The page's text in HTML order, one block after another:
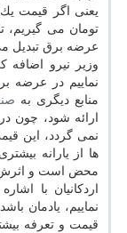
تومان می گیریم،
عرضه برق تبدیل
وزیر نیرو اضافه
نماییم در عرضه
منابع دیگری به
ارائه شود،
نمی گردد، این
ها از یارانه
محض است و اثرش
اردكانیان با
نماییم، یادمان
قیمت و تعرفه